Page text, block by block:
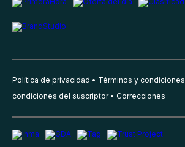
Política de privacidad Términos y condiciones
condiciones del suscriptor
Correcciones